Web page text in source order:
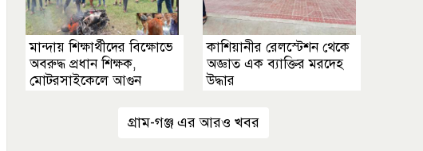
মান্দায় শিক্ষার্থীদের বিক্ষোভে
অবরুদ্ধ প্রধান শিক্ষক,
মোটরসাইকেলে আগুন
কাশিয়ানীর রেলস্টেশন থেকে
অজ্ঞাত এক ব্যাক্তির মরদেহ
উদ্ধার
গ্রাম-গঞ্জ এর আরও খবর